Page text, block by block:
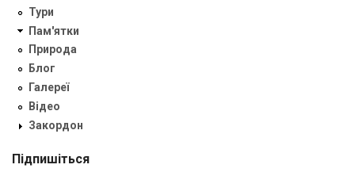
Тури
Пам'ятки
Природа
Блог
Галереї
Відео
Закордон
Підпишіться